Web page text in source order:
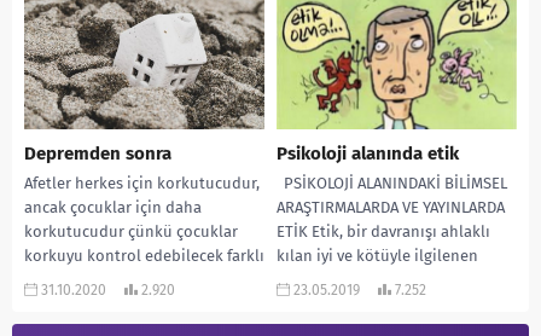
dönemin sonuna doğru
çocukların okula...
Depremden sonra
Afetler herkes için korkutucudur,
ancak çocuklar için daha
korkutucudur çünkü çocuklar
korkuyu kontrol edebilecek farklı
ve çeşitli teknikleri henüz
31.10.2020 2.920
Psikoloji alanında etik
PSİKOLOJİ ALANINDAKİ BİLİMSEL
ARAŞTIRMALARDA VE YAYINLARDA
ETİK Etik, bir davranışı ahlaklı
kılan iyi ve kötüyle ilgilenen
felsefi disiplin dalıdır....
23.05.2019 7.252